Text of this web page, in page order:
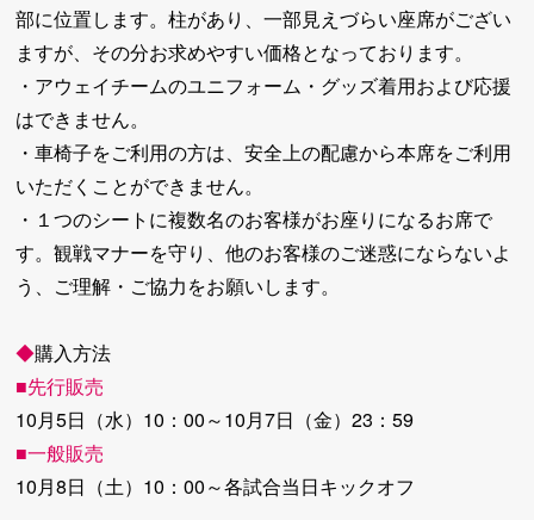
部に位置します。柱があり、一部見えづらい座席がござい
ますが、その分お求めやすい価格となっております。
・アウェイチームのユニフォーム・グッズ着用および応援
はできません。
・車椅子をご利用の方は、安全上の配慮から本席をご利用
いただくことができません。
・１つのシートに複数名のお客様がお座りになるお席で
す。観戦マナーを守り、他のお客様のご迷惑にならないよ
う、ご理解・ご協力をお願いします。
◆購入方法
■先行販売
10月5日（水）10：00～10月7日（金）23：59
■一般販売
10月8日（土）10：00～各試合当日キックオフ